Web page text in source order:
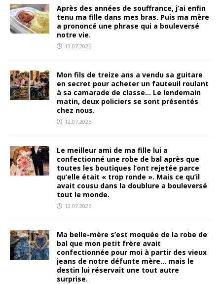
Après des années de souffrance, j’ai enfin
tenu ma fille dans mes bras. Puis ma mère
a prononcé une phrase qui a bouleversé
notre vie.
13.07.2026
Mon fils de treize ans a vendu sa guitare
en secret pour acheter un fauteuil roulant
à sa camarade de classe… Le lendemain
matin, deux policiers se sont présentés
chez nous.
12.07.2026
Le meilleur ami de ma fille lui a
confectionné une robe de bal après que
toutes les boutiques l’ont rejetée parce
qu’elle était « trop ronde ». Mais ce qu’il
avait cousu dans la doublure a bouleversé
tout le monde.
12.07.2026
Ma belle-mère s’est moquée de la robe de
bal que mon petit frère avait
confectionnée pour moi à partir des vieux
jeans de notre défunte mère… mais le
destin lui réservait une tout autre
surprise.